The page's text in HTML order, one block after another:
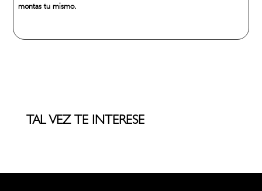
montas tu mismo.
TAL VEZ TE INTERESE